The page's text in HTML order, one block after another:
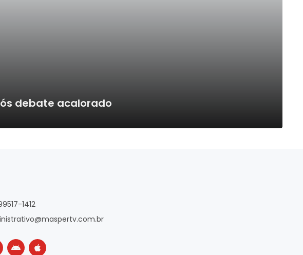
debate acalorado
1412